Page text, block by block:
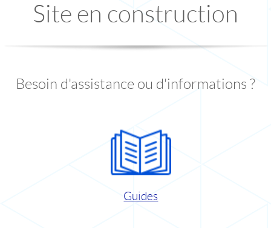
Site en construction
Besoin d'assistance ou d'informations ?
Guides